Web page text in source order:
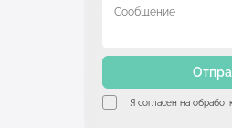
Я согласен на